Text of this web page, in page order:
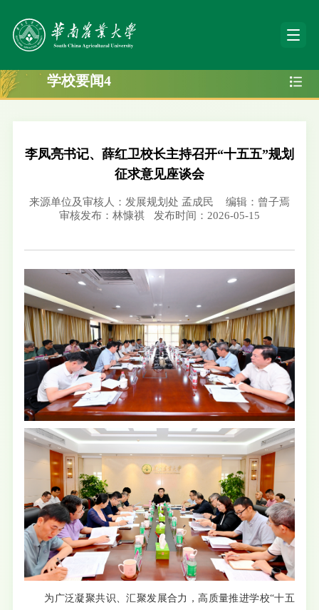
学校要闻4
李凤亮书记、薛红卫校长主持召开“十五五”规划
征求意见座谈会
来源单位及审核人：发展规划处 孟成民
编辑：曾子焉
审核发布：林慷祺
发布时间：2026-05-15
为广泛凝聚共识、汇聚发展合力，高质量推进学校“十五